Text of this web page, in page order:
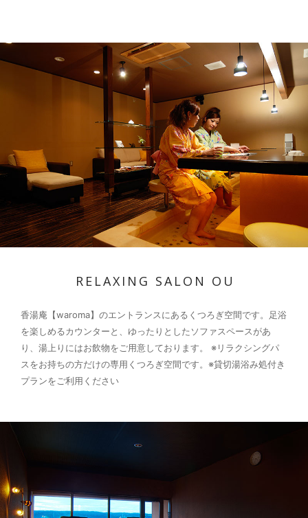
RELAXING SALON OU
香湯庵【waroma】のエントランスにあるくつろぎ空間です。足浴
を楽しめるカウンターと、ゆったりとしたソファスペースがあ
り、湯上りにはお飲物をご用意しております。
※リラクシングパ
スをお持ちの方だけの専用くつろぎ空間です。 ※貸切湯浴み処付き
プランをご利用ください